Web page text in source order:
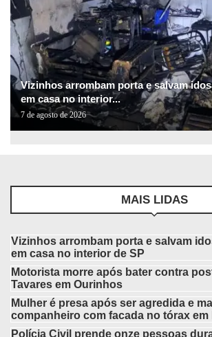
Vizinhos arrombam porta e salvam
em casa no interior...
7 de agosto de 2026
MAIS LIDAS
Vizinhos arrombam porta e salvam
em casa no interior de SP
Motorista morre após bater contra
Tavares em Ourinhos
Mulher é presa após ser agredida e
companheiro com facada no tórax em
Polícia Civil prende onze pessoas